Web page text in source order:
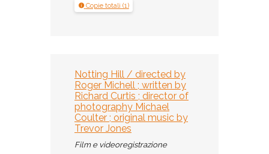
Copie totali (1)
Notting Hill / directed by
Roger Michell ; written by
Richard Curtis ; director of
photography Michael
Coulter ; original music by
Trevor Jones
Film e videoregistrazione